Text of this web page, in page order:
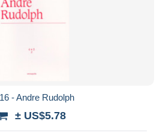
- Andre Rudolph
± US$5.78